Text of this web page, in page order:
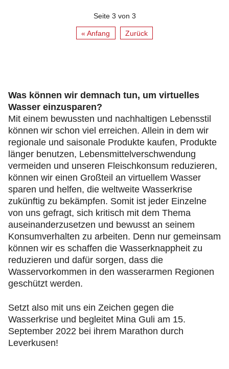
Seite 3 von 3
« Anfang Zurück
Was können wir demnach tun, um virtuelles
Wasser einzusparen?
Mit einem bewussten und nachhaltigen Lebensstil
können wir schon viel erreichen. Allein in dem wir
regionale und saisonale Produkte kaufen, Produkte
länger benutzen, Lebensmittelverschwendung
vermeiden und unseren Fleischkonsum reduzieren,
können wir einen Großteil an virtuellem Wasser
sparen und helfen, die weltweite Wasserkrise
zukünftig zu bekämpfen. Somit ist jeder Einzelne
von uns gefragt, sich kritisch mit dem Thema
auseinanderzusetzen und bewusst an seinem
Konsumverhalten zu arbeiten. Denn nur gemeinsam
können wir es schaffen die Wasserknappheit zu
reduzieren und dafür sorgen, dass die
Wasservorkommen in den wasserarmen Regionen
geschützt werden.
Setzt also mit uns ein Zeichen gegen die
Wasserkrise und begleitet Mina Guli am 15.
September 2022 bei ihrem Marathon durch
Leverkusen!